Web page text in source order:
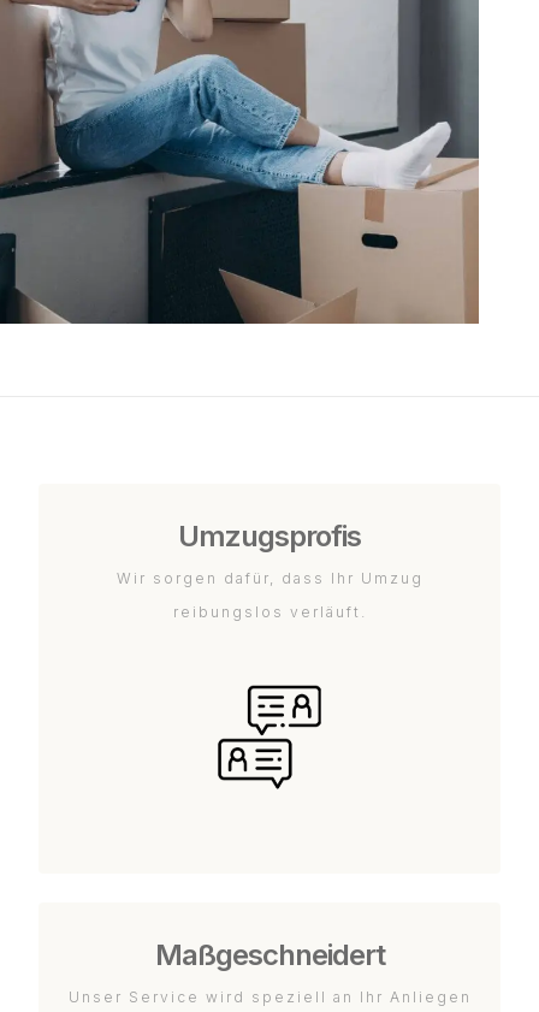
Umzugsprofis
Wir sorgen dafür, dass Ihr Umzug
reibungslos verläuft.
Maßgeschneidert
Unser Service wird speziell an Ihr Anliegen